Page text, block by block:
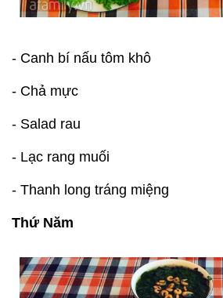
- Canh bí nấu tôm khô
- Chả mực
- Salad rau
- Lạc rang muối
- Thanh long tráng miệng
Thứ Năm